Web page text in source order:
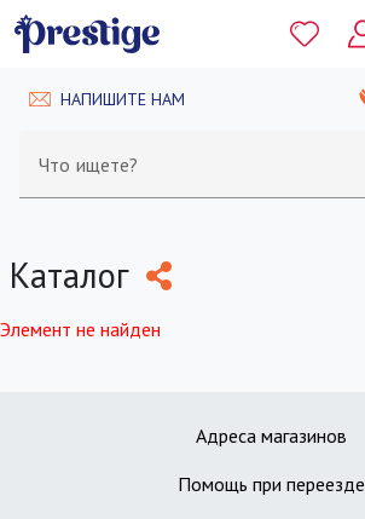
НАПИШИТЕ НАМ
Что ищете?
Каталог
Элемент не найден
Адреса магазинов
Помощь при переезде